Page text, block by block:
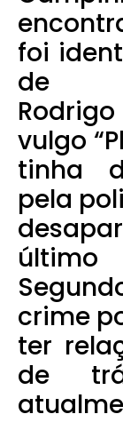
foi
de
vulgo
tinha
pela
último
crime
ter
de